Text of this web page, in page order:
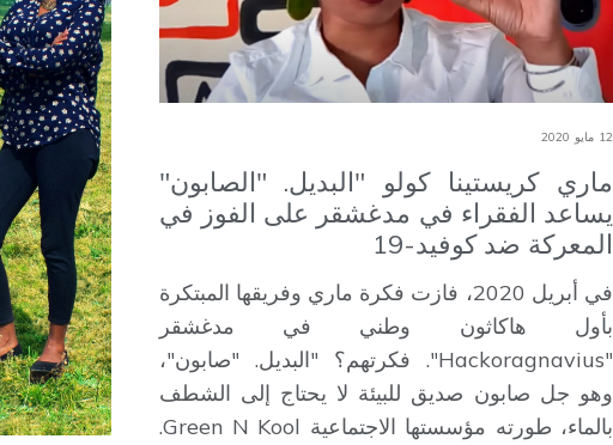
12 مايو 2020
ماري كريستينا كولو "البديل. "الصابون"
يساعد الفقراء في مدغشقر على الفوز في
المعركة ضد كوفيد-19
في أبريل 2020، فازت فكرة ماري وفريقها المبتكرة
بأول هاكاثون وطني في مدغشقر
"Hackoragnavius". فكرتهم؟ "البديل. "صابون"،
وهو جل صابون صديق للبيئة لا يحتاج إلى الشطف
بالماء، طورته مؤسستها الاجتماعية Green N Kool.